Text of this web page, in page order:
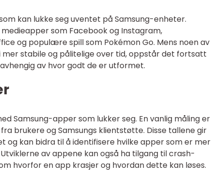
kan lukke seg uventet på Samsung-enheter.
som Facebook og Instagram,
og populære spill som Pokémon Go. Mens noen av
mer stabile og pålitelige over tid, oppstår det fortsatt
av hvor godt de er utformet.
Samsung-apper som lukker seg. En vanlig måling er
brukere og Samsungs klientstøtte. Disse tallene gir
og kan bidra til å identifisere hvilke apper som er mer
av appene kan også ha tilgang til crash-
hvorfor en app krasjer og hvordan dette kan løses.